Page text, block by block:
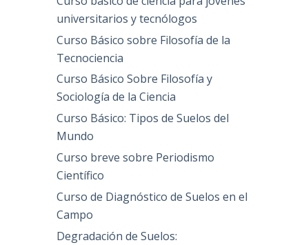
universitarios y tecnólogos
Curso Básico sobre Filosofía de la
Tecnociencia
Curso Básico Sobre Filosofía y
Sociología de la Ciencia
Curso Básico: Tipos de Suelos del
Mundo
Curso breve sobre Periodismo
Científico
Curso de Diagnóstico de Suelos en el
Campo
Degradación de Suelos: